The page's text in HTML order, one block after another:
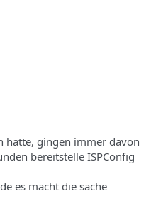
hatte, gingen immer davon
bereitstelle ISPConfig
es macht die sache